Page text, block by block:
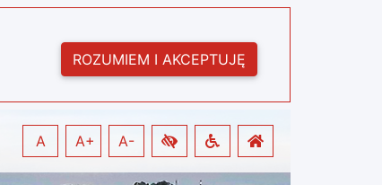
ROZUMIEM I AKCEPTUJĘ
A A+ A-